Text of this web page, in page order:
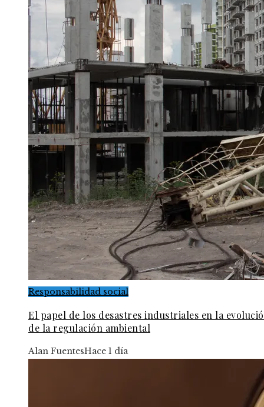
Responsabilidad social
El papel de los desastres industriales en la
de la regulación ambiental
Alan FuentesHace 1 día